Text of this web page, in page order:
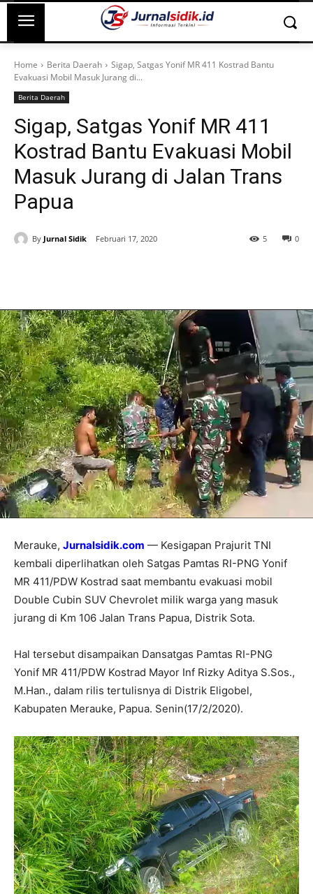
Home Berita Daerah
Sigap, Satgas Yonif MR 411 Kostrad Bantu
Evakuasi Mobil Masuk Jurang di...
Berita Daerah
Sigap, Satgas Yonif MR 411
Kostrad Bantu Evakuasi Mobil
Masuk Jurang di Jalan Trans
Papua
By Jurnal Sidik Februari 17, 2020 0
5
Merauke, Jurnalsidik.com — Kesigapan Prajurit TNI
kembali diperlihatkan oleh Satgas Pamtas RI-PNG Yonif
MR 411/PDW Kostrad saat membantu evakuasi mobil
Double Cubin SUV Chevrolet milik warga yang masuk
jurang di Km 106 Jalan Trans Papua, Distrik Sota.
Hal tersebut disampaikan Dansatgas Pamtas RI-PNG
Yonif MR 411/PDW Kostrad Mayor Inf Rizky Aditya S.Sos.,
M.Han., dalam rilis tertulisnya di Distrik Eligobel,
Kabupaten Merauke, Papua. Senin(17/2/2020).